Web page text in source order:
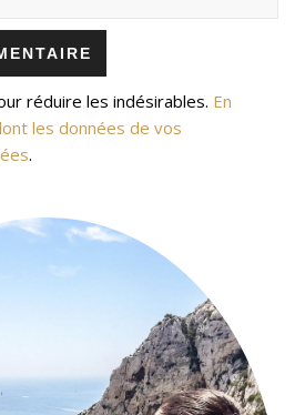
réduire les indésirables. En
les données de vos
.